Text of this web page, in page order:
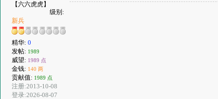
【六六虎虎】
级别:
新兵
精华: 0
发帖: 1989
威望: 1989 点
金钱: 140 两
贡献值: 1989 点
注册:2013-10-08
登录:2026-08-07